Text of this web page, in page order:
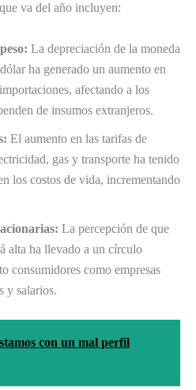
va del año incluyen:
La depreciación de la moneda
ha generado un aumento en
afectando a los
de insumos extranjeros.
El aumento en las tarifas de
gas y transporte ha tenido
los costos de vida, incrementando
La percepción de que
alta ha llevado a un círculo
consumidores como empresas
y salarios.
con un mal perfil